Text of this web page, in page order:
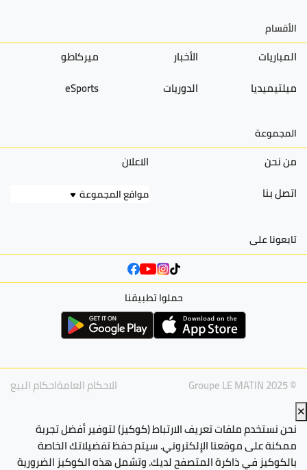
الأقسام
المباريات الأخبار
ميركاطو
ميلتيميديا
الدوريات eSports
المجموعة
من نحن
الاعلان
اتصل بنا
مواقع المجموعة
تابعونا على
حملوا تطبيقنا
© Groupe LE MATIN 2025 الاحكام العامةاحكام البيع
✕
نحن نستخدم ملفات تعريف الارتباط (كوكيز) لتوفير أفضل تجربة
ممكنة على موقعنا الإلكتروني. سيتم حفظ تفضيلاتك الخاصة
بالكوكيز في ذاكرة المتصفح لديك. وتشمل هذه الكوكيز الضرورية